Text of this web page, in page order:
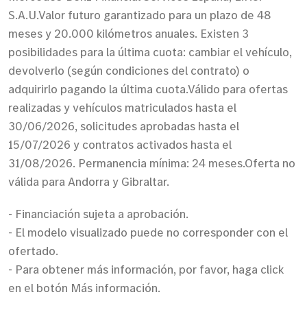
S.A.U.Valor futuro garantizado para un plazo de 48
meses y 20.000 kilómetros anuales. Existen 3
posibilidades para la última cuota: cambiar el vehículo,
devolverlo (según condiciones del contrato) o
adquirirlo pagando la última cuota.Válido para ofertas
realizadas y vehículos matriculados hasta el
30/06/2026, solicitudes aprobadas hasta el
15/07/2026 y contratos activados hasta el
31/08/2026. Permanencia mínima: 24 meses.Oferta no
válida para Andorra y Gibraltar.
- Financiación sujeta a aprobación.
- El modelo visualizado puede no corresponder con el
ofertado.
- Para obtener más información, por favor, haga click
en el botón Más información.